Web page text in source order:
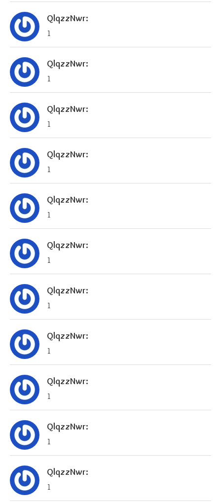
QlqzzNwr:
1
QlqzzNwr:
1
QlqzzNwr:
1
QlqzzNwr:
1
QlqzzNwr:
1
QlqzzNwr:
1
QlqzzNwr:
1
QlqzzNwr:
1
QlqzzNwr:
1
QlqzzNwr:
1
QlqzzNwr:
1